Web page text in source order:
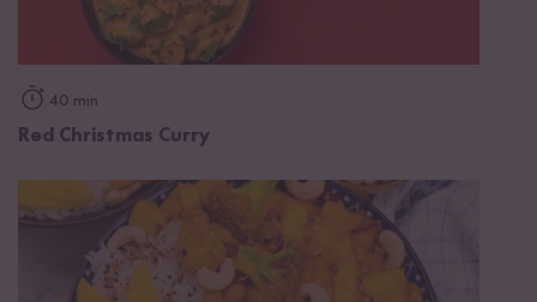
40 min
Red Christmas Curry